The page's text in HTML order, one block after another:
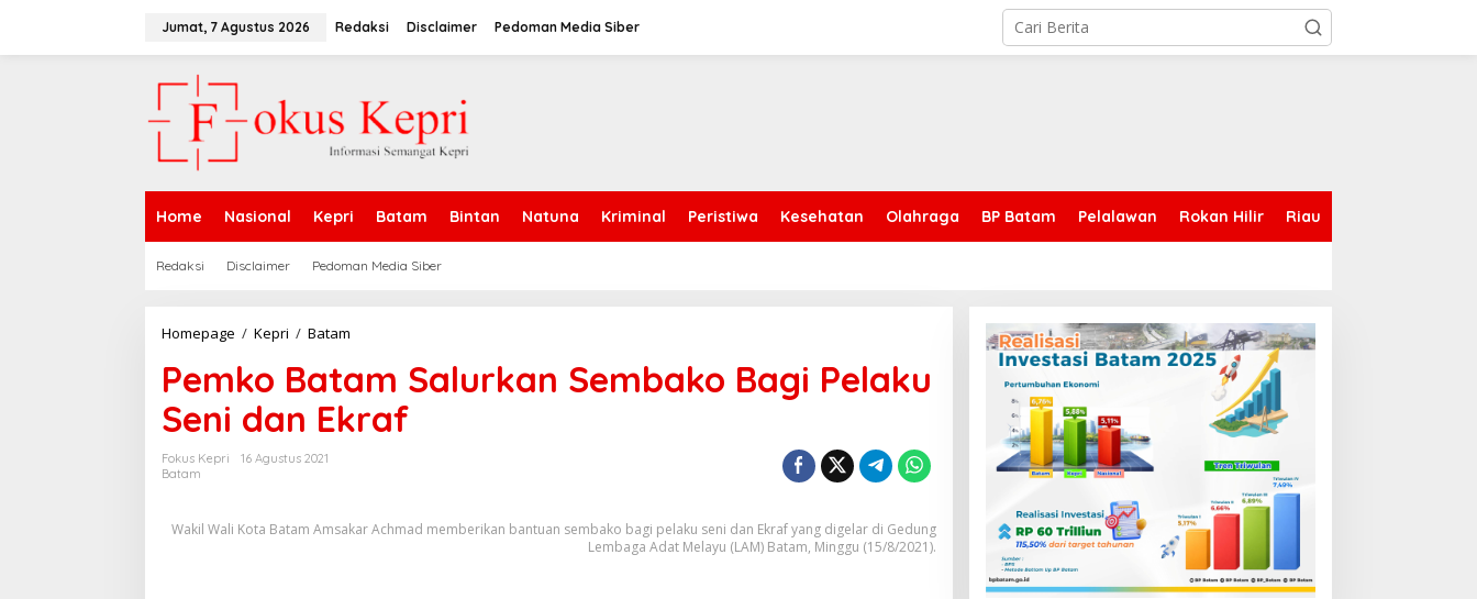
Jumat, 7 Agustus 2026 Redaksi Disclaimer Pedoman Media Siber
Home Nasional Kepri Batam Bintan Natuna Kriminal Peristiwa Kesehatan Olahraga BP Batam Pelalawan Rokan Hilir Riau
Redaksi Disclaimer Pedoman Media Siber
Homepage / Kepri / Batam
m
k
o
B
S
Pemko Batam Salurkan Sembako Bagi Pelaku
Seni dan Ekraf
Fokus Kepri
16 Agustus 2021
Batam
Wakil Wali Kota Batam Amsakar Achmad memberikan bantuan sembako bagi pelaku seni dan Ekraf yang digelar di Gedung
Lembaga Adat Melayu (LAM) Batam, Minggu (15/8/2021).